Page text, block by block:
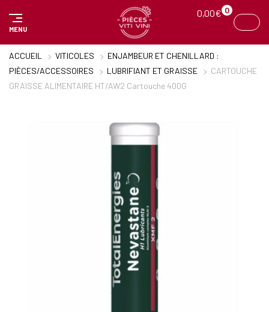
MENU
0,00€ 0
ACCUEIL VITICOLES
ENJAMBEUR ET CHENILLARD :
PIÈCES/ACCESSOIRES
LUBRIFIANT ET GRAISSE
CARTOUCHE
GRAISSE ALIMENTAIRE HT/AW2 Cartouche 400G
Panneau de gestion des cookies